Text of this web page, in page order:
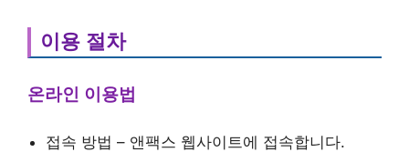
이용 절차
온라인 이용법
접속 방법 – 앤팩스 웹사이트에 접속합니다.